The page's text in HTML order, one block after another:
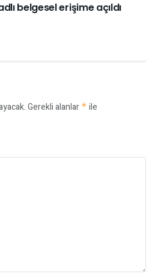
belgesel erişime açıldı
Gerekli alanlar * ile